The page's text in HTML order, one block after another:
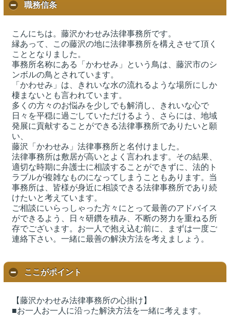
職務信条
こんにちは。藤沢かわせみ法律事務所です。
縁あって、この藤沢の地に法律事務所を構えさせて頂く
こととなりました。
事務所名称にある「かわせみ」という鳥は、藤沢市のシ
ンボルの鳥とされています。
「かわせみ」は、きれいな水の流れるような場所にしか
棲まないとも言われています。
多くの方々のお悩みを少しでも解消し、きれいな心で
日々を平穏に過ごしていただけるよう、さらには、地域
発展に貢献することができる法律事務所でありたいと願
い、
藤沢「かわせみ」法律事務所と名付けました。
法律事務所は敷居が高いとよく言われます。その結果、
適切な時期に弁護士に相談することができずに、法的ト
ラブルが複雑なものになってしまうこともあります。当
事務所は、皆様が身近に相談できる法律事務所であり続
けたいと考えています。
ご相談にいらっしゃった方々にとって最善のアドバイス
ができるよう、日々研鑽を積み、不断の努力を重ねる所
存でございます。お一人で抱え込む前に、まずは一度ご
連絡下さい。一緒に最善の解決方法を考えましょう。
ここがポイント
【藤沢かわせみ法律事務所の心掛け】
■お一人お一人に沿った解決方法を一緒に考えます。